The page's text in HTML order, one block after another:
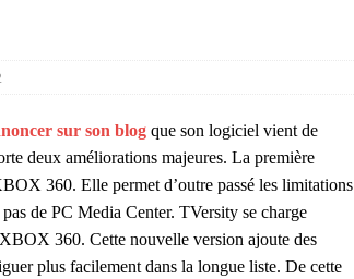
sur son blog que son logiciel vient de
deux améliorations majeures. La première
360. Elle permet d’outre passé les limitations
de PC Media Center. TVersity se charge
360. Cette nouvelle version ajoute des
plus facilement dans la longue liste. De cette